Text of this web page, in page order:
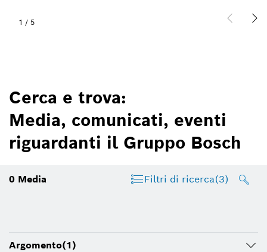
1 / 5
Cerca e trova:
Media, comunicati, eventi
riguardanti il Gruppo Bosch
0 Media Filtri di ricerca(3)
Argomento(1)